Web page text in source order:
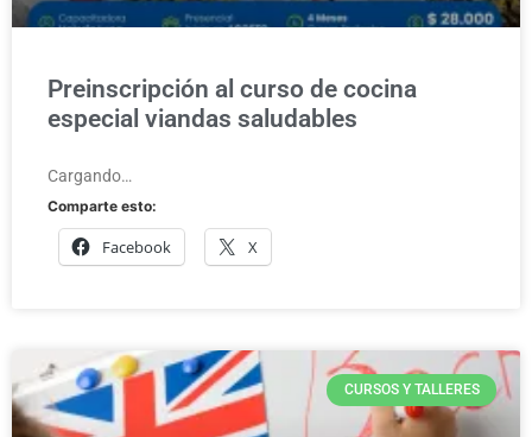
Preinscripción al curso de cocina
especial viandas saludables
Cargando…
Comparte esto:
Facebook X
CURSOS Y TALLERES